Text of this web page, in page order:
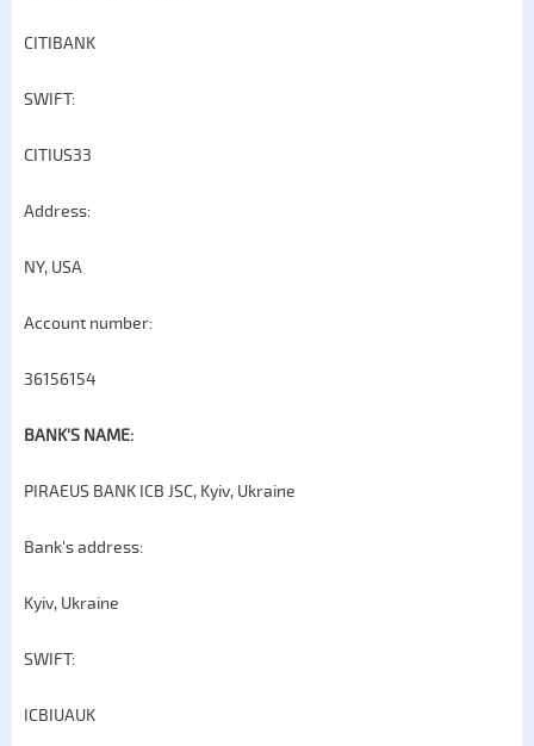
CITIBANK
SWIFT:
CITIUS33
Address:
NY, USA
Account number:
36156154
BANK'S NAME:
PIRAEUS BANK ICB JSC, Kyiv, Ukraine
Bank's address:
Kyiv, Ukraine
SWIFT:
ICBIUAUK